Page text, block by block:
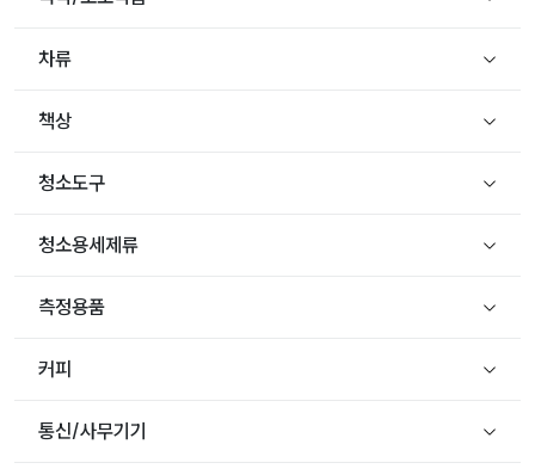
차류
책상
청소도구
청소용세제류
측정용품
커피
통신/사무기기